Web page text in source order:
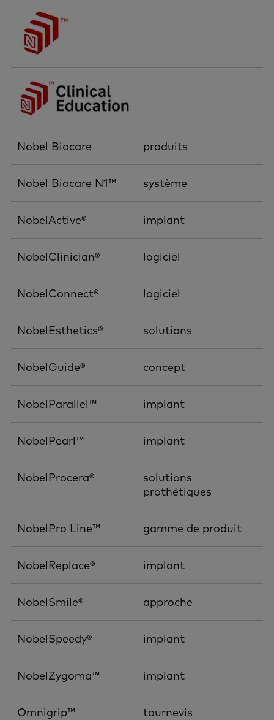
Nobel Biocare produits
Nobel Biocare N1™ système
NobelActive® implant
NobelClinician® logiciel
NobelConnect® logiciel
NobelEsthetics® solutions
NobelGuide® concept
NobelParallel™ implant
NobelPearl™ implant
NobelProcera®
solutions
prothétiques
NobelPro Line™ gamme de produit
NobelReplace® implant
NobelSmile® approche
NobelSpeedy® implant
NobelZygoma™ implant
Omnigrip™ tournevis